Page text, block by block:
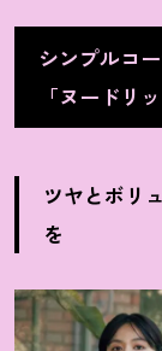
シンプルコ
「ヌードリ
ツヤとボリ
を